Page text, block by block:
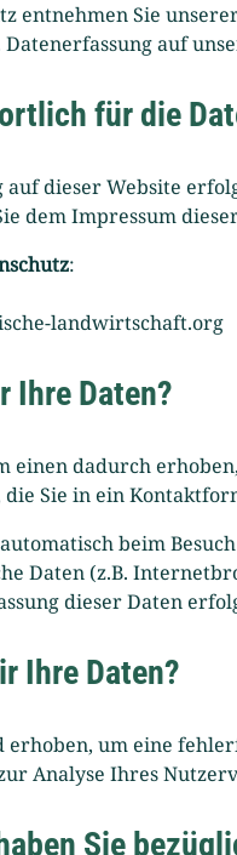
entnehmen Sie
auf
für die
dieser Website
dem Impressum
:
landwirtschaft.org
Ihre Daten?
einen dadurch
die Sie in ein
beim
Daten (z.B.
dieser Daten
Ihre Daten?
um eine
Analyse Ihres
Sie